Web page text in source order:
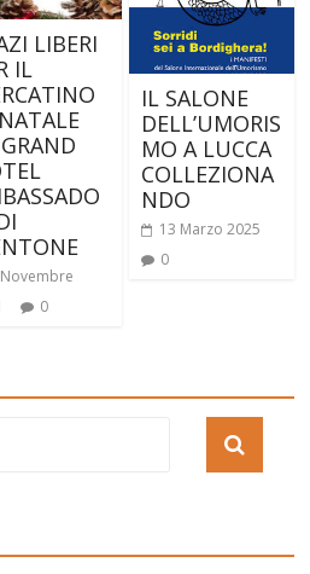
LIBERI
IL
0
IL SALONE
DELL’UMORIS
MO A LUCCA
COLLEZIONA
NDO
13 Marzo 2025
0